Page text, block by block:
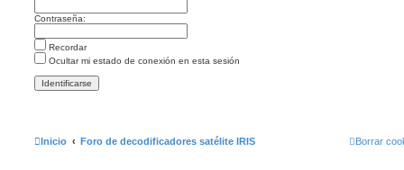
j
Contraseña:
Recordar
Ocultar mi estado de conexión en esta sesión
Inicio Foro de decodificadores satélite IRIS Borrar